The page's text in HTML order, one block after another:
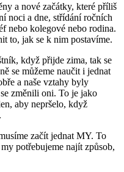
a nové začátky, které příliš
noci a dne, střídání ročních
nebo kolegové nebo rodina.
to, jak se k nim postavíme.
když přijde zima, tak se
se můžeme naučit i jednat
a naše vztahy byly
změnili oni. To je jako
aby nepršelo, když
začít jednat MY. To
potřebujeme najít způsob,